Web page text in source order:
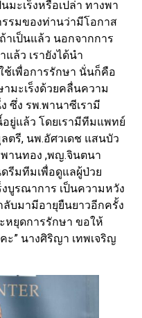
มะเร็งหรือเปล่า ทางพา
รมของท่านว่ามีโอกาส
าเป็นแล้ว นอกจากการ
ล้ว เรายังได้นำ
เพื่อการรักษา นั่นก็คือ
ามะเร็งด้วยคลื่นความ
ซึ่ง รพ.พานาซีเรามี
ยู่แล้ว โดยเรามีทีมแพทย์
ตรี, นพ.อัศวเดช แสนบัว
านทอง ,พญ.จินตนา
รีมทีมเพื่อดูแลผู้ป่วย
งบูรณาการ เป็นความหวัง
ลับมามีอายุยืนยาวอีกครั้ง
หยุดการรักษา ขอให้
ะ” นางศิริญา เทพเจริญ